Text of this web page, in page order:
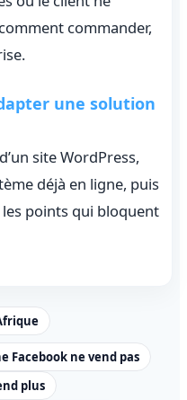
commander,
une solution
site WordPress,
déjà en ligne, puis
points qui bloquent
Facebook ne vend pas
plus